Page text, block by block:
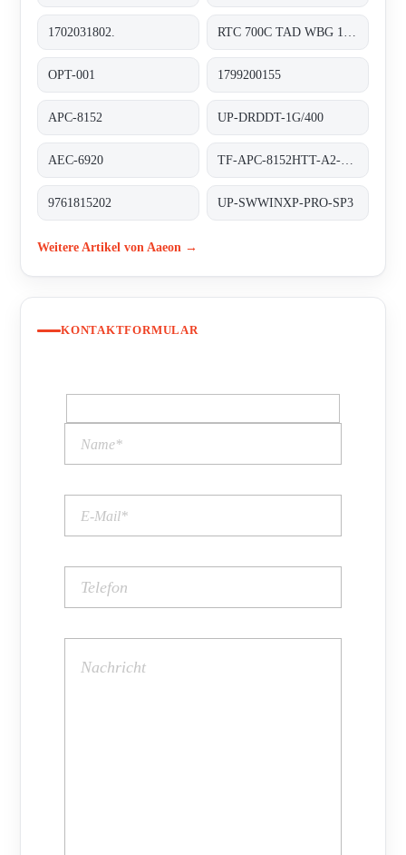
1702031802.
OPT-001 1799200155
APC-8152 UP-DRDDT-1G/400
AEC-6920
9761815202 UP-SWWINXP-PRO-SP3
Weitere Artikel von Aaeon →
KONTAKTFORMULAR